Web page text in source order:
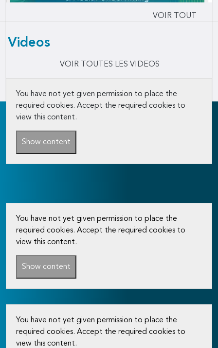
VOIR TOUT
Videos
VOIR TOUTES LES VIDEOS
You have not yet given permission to place the
required cookies. Accept the required cookies to
view this content.
Show content
You have not yet given permission to place the
required cookies. Accept the required cookies to
view this content.
Show content
You have not yet given permission to place the
required cookies. Accept the required cookies to
view this content.